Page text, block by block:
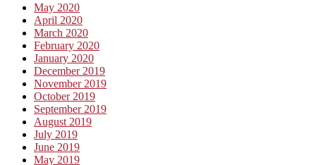
May 2020
April 2020
March 2020
February 2020
January 2020
December 2019
November 2019
October 2019
September 2019
August 2019
July 2019
June 2019
May 2019